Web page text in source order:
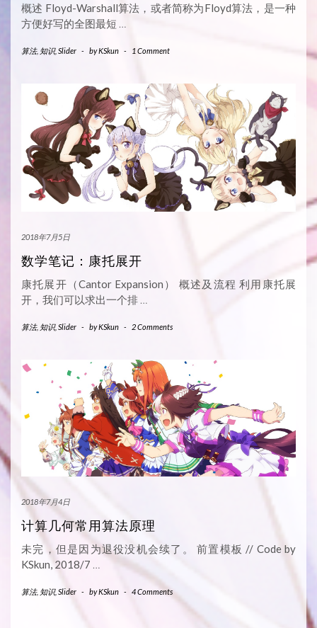
概述 Floyd-Warshall算法，或者简称为Floyd算法，是一种
方便好写的全图最短 …
算法, 知识, Slider - byKSkun - 1 Comment
2018年7月5日
数学笔记：康托展开
康托展开（Cantor Expansion） 概述及流程 利用康托展
开，我们可以求出一个排 …
算法, 知识, Slider - byKSkun - 2 Comments
2018年7月4日
计算几何常用算法原理
未完，但是因为退役没机会续了。 前置模板 // Code by
KSkun, 2018/7 …
算法, 知识, Slider - byKSkun - 4 Comments